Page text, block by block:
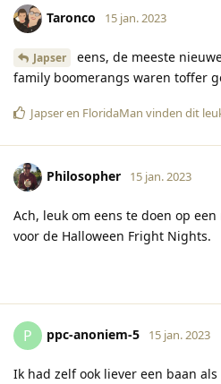
Taronco 15 jan. 2023
Japser
eens, de meeste
family boomerangs waren toffer
Japseren FloridaMan vinden dit
Philosopher 15 jan. 2023
Ach, leuk om eens te doen op
voor de Halloween Fright Nights.
P ppc-anoniem-5 15 jan. 2023
Ik had zelf ook liever een baan